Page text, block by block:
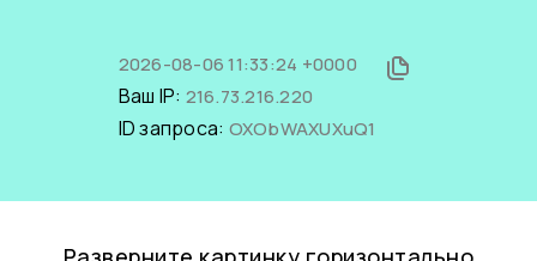
2026-08-06 11:33:24 +0000
Ваш IP: 216.73.216.220
ID запроса: OXObWAXUXuQ1